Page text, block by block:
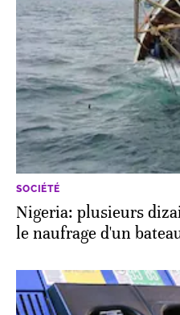
SOCIÉTÉ
Nigeria: plusieurs
le naufrage d'un